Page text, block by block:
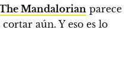
Mandalorian parece
aún. Y eso es lo